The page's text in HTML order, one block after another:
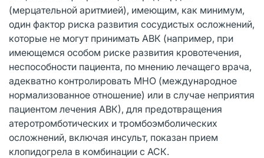
(мерцательной аритмией), имеющим, как минимум,
один фактор риска развития сосудистых осложнений,
которые не могут принимать АВК (например, при
имеющемся особом риске развития кровотечения,
неспособности пациента, по мнению лечащего врача,
адекватно контролировать МНО (международное
нормализованное отношение) или в случае неприятия
пациентом лечения АВК), для предотвращения
атеротромботических и тромбоэмболических
осложнений, включая инсульт, показан прием
клопидогрела в комбинации с АСК.